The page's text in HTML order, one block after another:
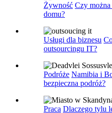
Żywność Czy
domu?
Usługi dla biznesu
outsourcingu IT?
Podróże Namibia i
bezpieczna podróż?
Praca Dlaczego tylu